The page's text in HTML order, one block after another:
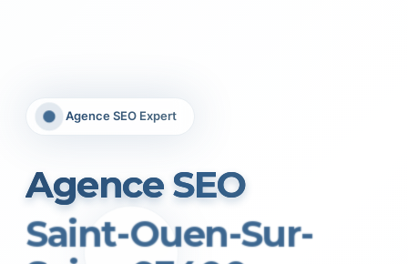
Agence SEO Expert
Agence SEO
Saint-Ouen-Sur-